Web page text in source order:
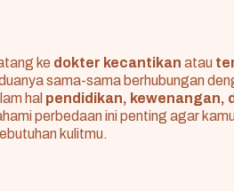
ke dokter kecantikan atau
sama-sama berhubungan
hal pendidikan, kewenangan,
perbedaan ini penting agar
kulitmu.